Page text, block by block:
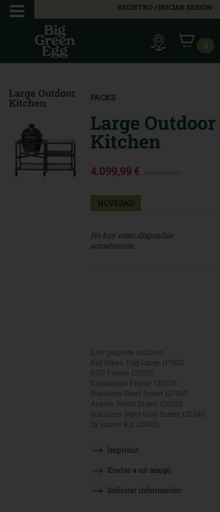
REGISTRO / INICIAR SESIÓN
0
Large Outdoor
Kitchen PACKS
Large Outdoor
Kitchen
4.099,99 €
NOVEDAD
No hay estoc disponible
actualmente.
Este paquete incluye:
Big Green Egg Large 117632
EGG Frame 120212
Expansion Frame 120236
Stainless Steel Insert 127365
Acacia Wood Insert 120250
Stainless Steel Grid Insert 120243
3x Caster Kit 120410
Imprimir
Enviar a un amigo
Solicitar información